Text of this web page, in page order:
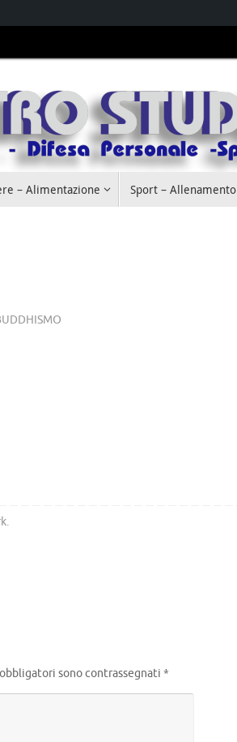
– Alimentazione Sport – Allenamento
.
sono contrassegnati *